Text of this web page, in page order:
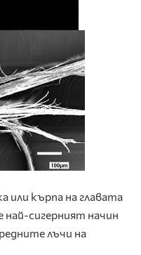
или кърпа на главата
най-сигерният начин
лъчи на